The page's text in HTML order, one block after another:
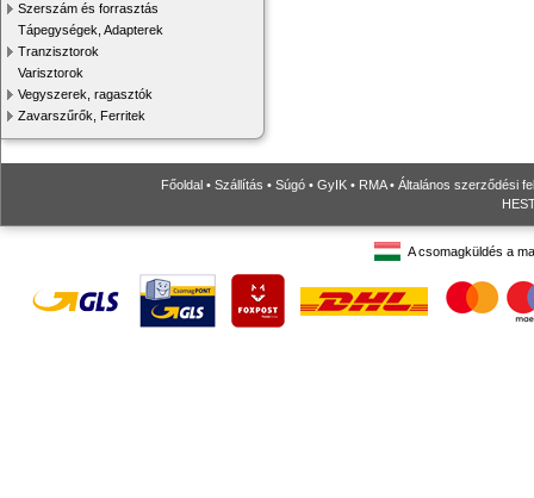
Szerszám és forrasztás
Tápegységek, Adapterek
Tranzisztorok
Varisztorok
Vegyszerek, ragasztók
Zavarszűrők, Ferritek
Főoldal • Szállítás • Súgó • GyIK • RMA• Általános szerződési
A csomagküldés a